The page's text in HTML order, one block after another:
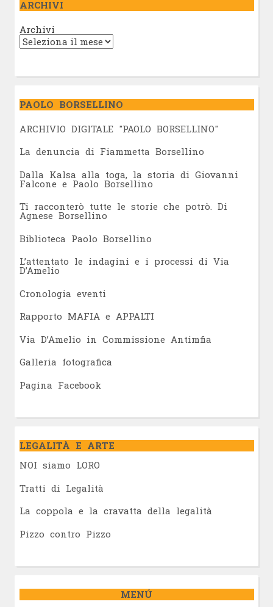
ARCHIVI
Archivi
PAOLO BORSELLINO
ARCHIVIO DIGITALE "PAOLO BORSELLINO"
La denuncia di Fiammetta Borsellino
Dalla Kalsa alla toga, la storia di Giovanni
Falcone e Paolo Borsellino
Ti racconterò tutte le storie che potrò. Di
Agnese Borsellino
Biblioteca Paolo Borsellino
L’attentato le indagini e i processi di Via
D’Amelio
Cronologia eventi
Rapporto MAFIA e APPALTI
Via D’Amelio in Commissione Antimfia
Galleria fotografica
Pagina Facebook
LEGALITÀ E ARTE
NOI siamo LORO
Tratti di Legalità
La coppola e la cravatta della legalità
Pizzo contro Pizzo
MENÚ